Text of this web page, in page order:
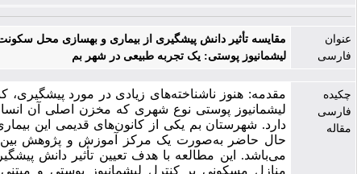
تأثیر دانش پیشگیری از بیماری و بهسازی محل سکونت در کنترل
پوستی: یک تجربه طبیعی در شهر بم
هنوز ناشناخته‌های زیادی در مورد پیشگیری، کنترل و درمان
پوستی نوع شهری که مخزن اصلی آن انسان است وجود
شهرستان بم یکی از کانون‌های قدیمی این بیماری است که در
حاضر به‌صورت یک مرکز آموزش و پژوهش بین‌المللی مطرح
این مطالعه با هدف تعیین تأثیر دانش پیشگیری و بهسازی
مسکونی بر کنترل لیشمانیوز پوستی و مبتنی بر یک تجربه